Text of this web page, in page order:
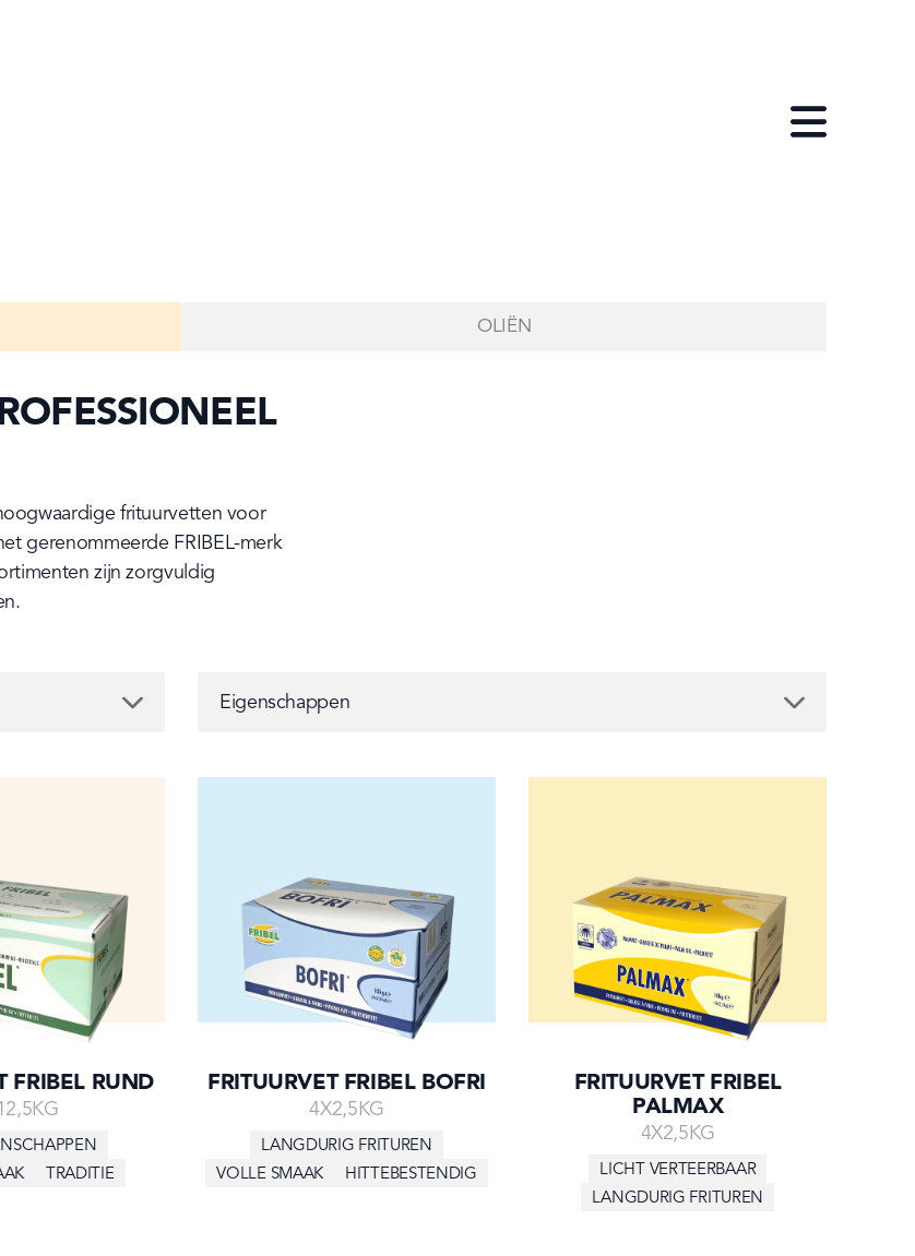
Open menu
OLIËN
frituurvetten voor
gerenommeerde FRIBEL-merk
zijn zorgvuldig
Eigenschappen
FRIBEL RUND
TRADITIE
FRITUURVET FRIBEL BOFRI
4X2,5KG
LANGDURIG FRITUREN
VOLLE SMAAK
HITTEBESTENDIG
FRITUURVET FRIBEL
PALMAX
4X2,5KG
LICHT VERTEERBAAR
LANGDURIG FRITUREN